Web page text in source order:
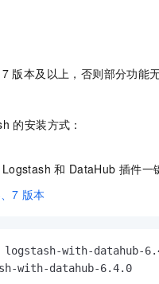
版本及以上，否则部分功能
的安装方式：
Logstash 和 DataHub 插件一
7 版本
with-datahub-
with-datahub-6.4.0